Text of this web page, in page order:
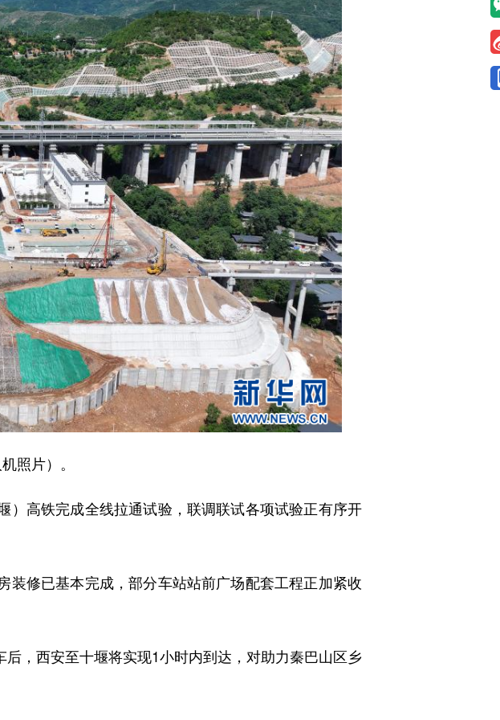
照片）。
高铁完成全线拉通试验，联调联试各项试验正有序开
修已基本完成，部分车站站前广场配套工程正加紧收
，西安至十堰将实现1小时内到达，对助力秦巴山区乡